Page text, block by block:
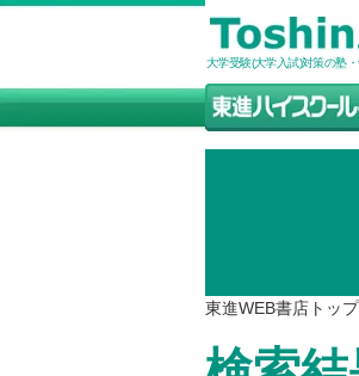
大学受験(大学入試)対策の塾
東進WEB書店トップ